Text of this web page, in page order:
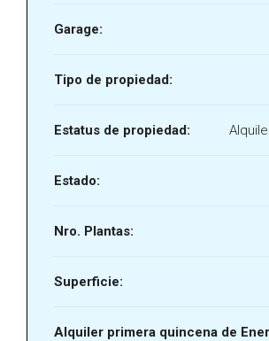
Garage:
Tipo de propiedad:
Estatus de propiedad:
Estado:
Nro. Plantas:
Superficie:
Alquiler primera quincena de